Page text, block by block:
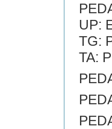
UP:
TG:
TA: